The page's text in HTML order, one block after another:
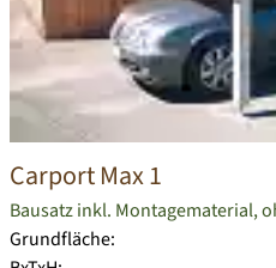
Carport Max 1
Bausatz inkl. Montagematerial,
Grundfläche: